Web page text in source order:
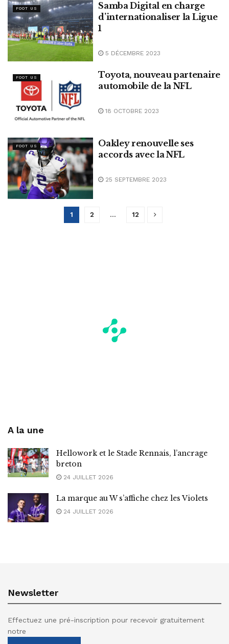
FOOT US
Samba Digital en charge
d’internationaliser la Ligue
1
5 DÉCEMBRE 2023
FOOT US
Toyota, nouveau partenaire
automobile de la NFL
18 OCTOBRE 2023
FOOT US
Oakley renouvelle ses
accords avec la NFL
25 SEPTEMBRE 2023
1 2 … 12
A la une
Hellowork et le Stade Rennais, l’ancrage
breton
24 JUILLET 2026
La marque au W s’affiche chez les Violets
24 JUILLET 2026
Newsletter
Effectuez une pré-inscription pour recevoir gratuitement
notre